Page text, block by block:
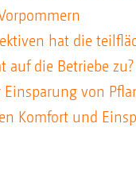
hat die
auf die Betriebe zu?
von
Komfort und